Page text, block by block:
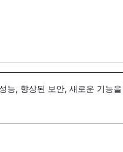
능, 향상된 보안, 새로운 기능을